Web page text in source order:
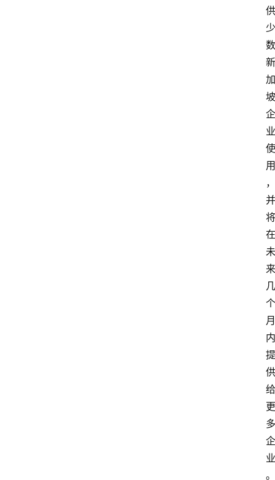
供
少
数
新
加
坡
企
业
使
用
，
并
将
在
未
来
几
个
月
内
提
供
给
更
多
企
业
。